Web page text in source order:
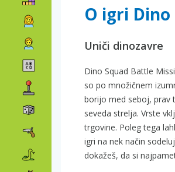
O igri
Uniči dinozavre
Dino Squad Battle
so po množičnem
borijo med seboj, prav
seveda strelja. Vrste
trgovine. Poleg tega
igri na nek način
dokažeš, da si